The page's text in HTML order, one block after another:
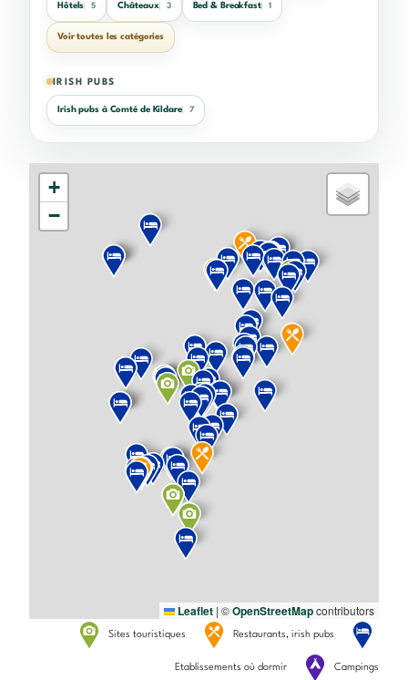
Hôtels 5 Châteaux 3 Bed & Breakfast 1
Voir toutes les catégories
IRISH PUBS
Irish pubs à Comté de Kildare 7
+
−
Leaflet | ©OpenStreetMapcontributors
Sites touristiques Restaurants, irish pubs
Etablissements où dormir Campings